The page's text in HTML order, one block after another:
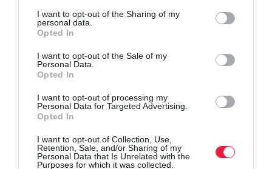
not limited to your visit or usage behaviour. You may click to
grant or deny consent to Google and its third-party tags to
use your data for below specified purposes in below Google
consent section.
I want to opt-out of the Sharing of my
personal data.
Opted In
I want to opt-out of the Sale of my
Personal Data.
Opted In
I want to opt-out of processing my
Personal Data for Targeted Advertising.
Opted In
I want to opt-out of Collection, Use,
Retention, Sale, and/or Sharing of my
Personal Data that Is Unrelated with the
Purposes for which it was collected.